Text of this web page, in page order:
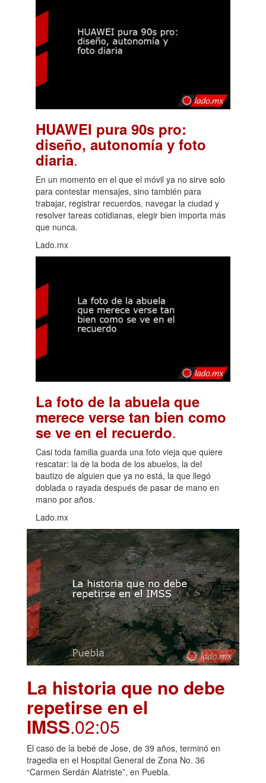
HUAWEI pura 90s pro:
diseño, autonomía y foto
diaria.
En un momento en el que el móvil ya no sirve solo
para contestar mensajes, sino también para
trabajar, registrar recuerdos, navegar la ciudad y
resolver tareas cotidianas, elegir bien importa más
que nunca.
Lado.mx
La foto de la abuela que
merece verse tan bien como
se ve en el recuerdo.
Casi toda familia guarda una foto vieja que quiere
rescatar: la de la boda de los abuelos, la del
bautizo de alguien que ya no está, la que llegó
doblada o rayada después de pasar de mano en
mano por años.
Lado.mx
La historia que no debe
repetirse en el
IMSS.02:05
El caso de la bebé de Jose, de 39 años, terminó en
tragedia en el Hospital General de Zona No. 36
“Carmen Serdán Alatriste”, en Puebla.